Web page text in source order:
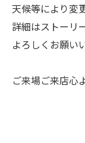
天候等により変
詳細はストーリ
よろしくお願い
ご来場ご来店心